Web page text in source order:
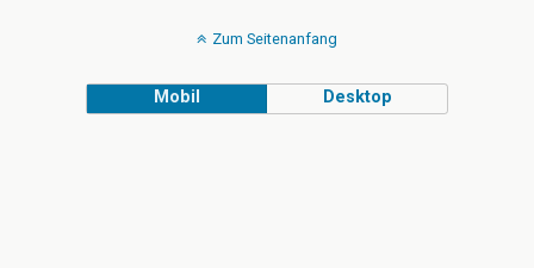
Zum Seitenanfang
Mobil Desktop